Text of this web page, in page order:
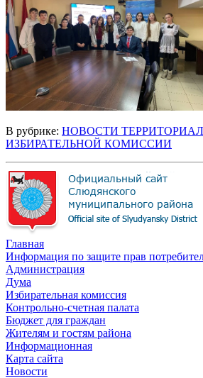
В рубрике: НОВОСТИ
ИЗБИРАТЕЛЬНОЙ КОМИССИИ
Главная
Информация по защите прав
Администрация
Дума
Избирательная комиссия
Контрольно-счетная палата
Бюджет для граждан
Жителям и гостям района
Информационная
Карта сайта
Новости